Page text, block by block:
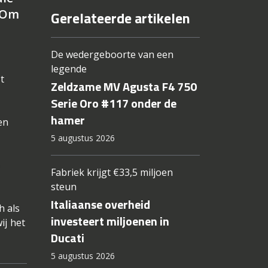
als
het
Gerelateerde artikelen
De wedergeboorte van een
legende
Zeldzame MV Agusta F4 750
Serie Oro #117 onder de
hamer
5 augustus 2026
Fabriek krijgt €33,5 miljoen
steun
Italiaanse overheid
investeert miljoenen in
Ducati
5 augustus 2026